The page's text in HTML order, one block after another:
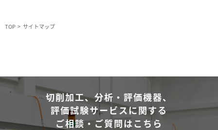
TOP サイトマップ
切削加工、分析・評価機器、
評価試験サービスに関する
ご相談・ご質問はこちら